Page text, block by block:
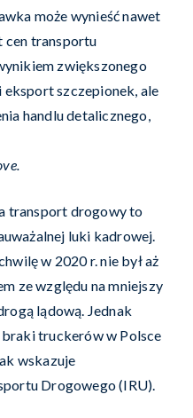
może wynieść nawet
cen transportu
zwiększonego
szczepionek, ale
handlu detalicznego,
transport drogowy to
luki kadrowej.
w 2020 r. nie był aż
ze względu na mniejszy
lądową. Jednak
braki truckerów w Polsce
wskazuje
Drogowego (IRU).